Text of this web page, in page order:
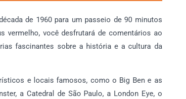
de 1960 para um passeio de 90 minutos
vermelho, você desfrutará de comentários ao
fascinantes sobre a história e a cultura da
e locais famosos, como o Big Ben e as
a Catedral de São Paulo, a London Eye, o